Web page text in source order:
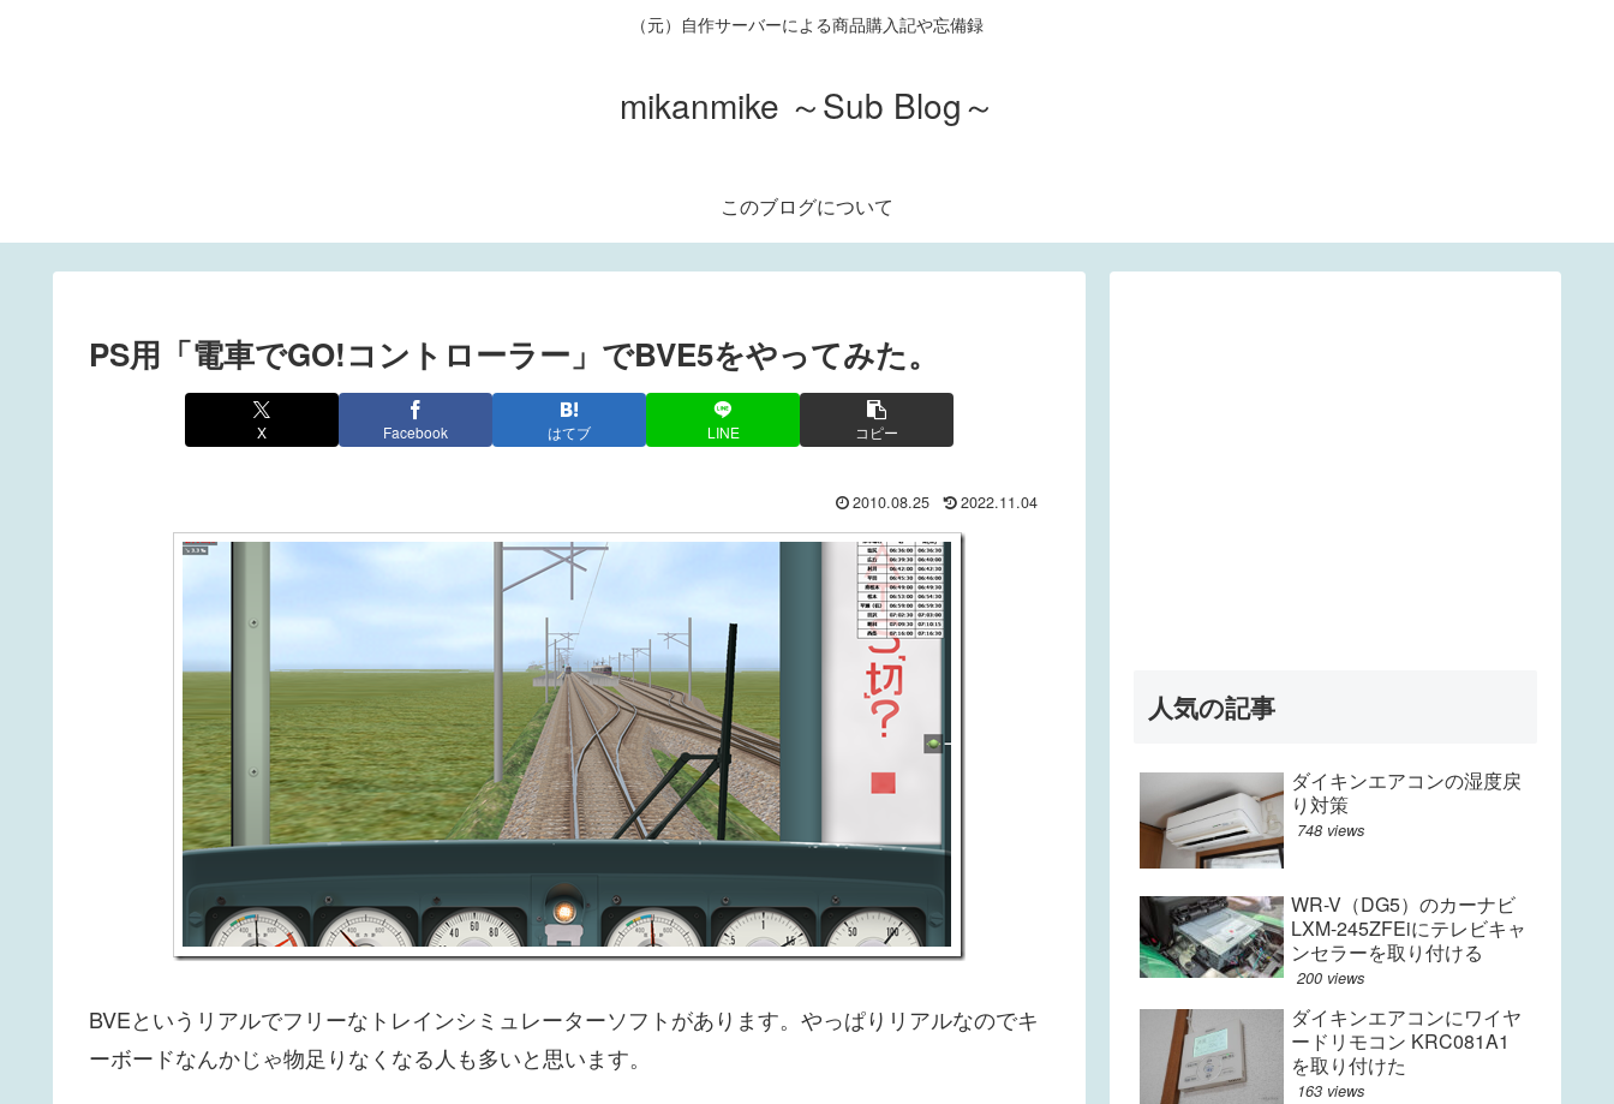
（元）自作サーバーによる商品購入記や忘備録
mikanmike ～Sub Blog～
このブログについて
PS用「電車でGO!コントローラー」でBVE5をやってみた。
X Facebook はてブ LINE コピー
2010.08.25 2022.11.04
BVEというリアルでフリーなトレインシミュレーターソフトがあります。やっぱりリアルなのでキ
ーボードなんかじゃ物足りなくなる人も多いと思います。
人気の記事
ダイキンエアコンの湿度戻
り対策
748 views
WR-V（DG5）のカーナビ
LXM-245ZFEiにテレビキャ
ンセラーを取り付ける
200 views
ダイキンエアコンにワイヤ
ードリモコン KRC081A1
を取り付けた
163 views